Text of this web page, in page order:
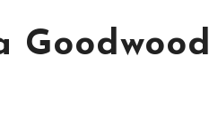
Goodwood